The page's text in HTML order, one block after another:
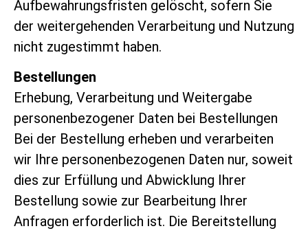
Aufbewahrungsfristen gelöscht, sofern Sie
der weitergehenden Verarbeitung und Nutzung
nicht zugestimmt haben.
Bestellungen
Erhebung, Verarbeitung und Weitergabe
personenbezogener Daten bei Bestellungen
Bei der Bestellung erheben und verarbeiten
wir Ihre personenbezogenen Daten nur, soweit
dies zur Erfüllung und Abwicklung Ihrer
Bestellung sowie zur Bearbeitung Ihrer
Anfragen erforderlich ist. Die Bereitstellung